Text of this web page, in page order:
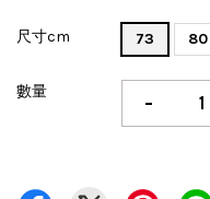
尺寸cm 73 80
數量 -